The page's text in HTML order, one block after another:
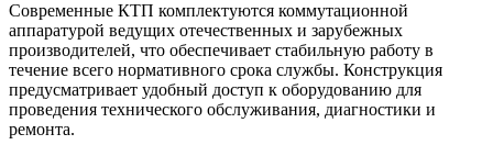
Современные КТП комплектуются коммутационной
аппаратурой ведущих отечественных и зарубежных
производителей, что обеспечивает стабильную работу в
течение всего нормативного срока службы. Конструкция
предусматривает удобный доступ к оборудованию для
проведения технического обслуживания, диагностики и
ремонта.